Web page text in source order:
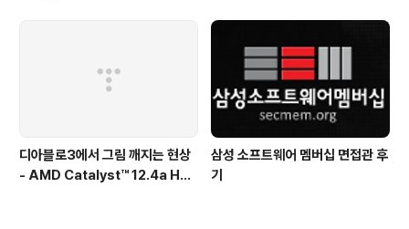
디아블로3에서 그림 깨지는 현상
- AMD Catalyst™ 12.4a Hot
삼성 소프트웨어 멤버십 면접관 후
기